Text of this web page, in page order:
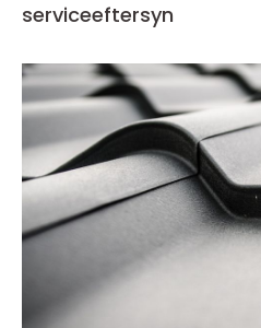
serviceeftersyn